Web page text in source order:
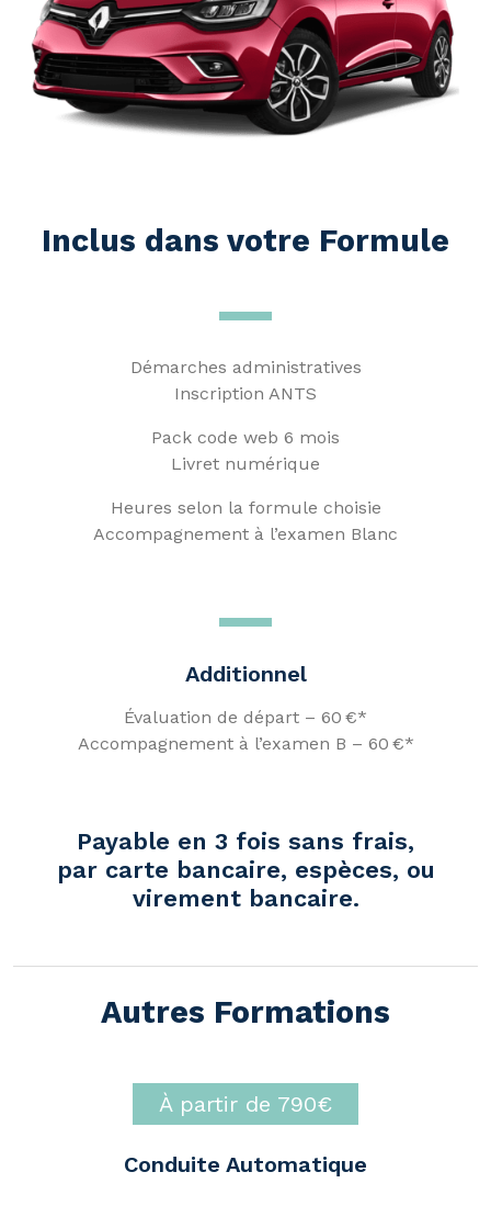
Inclus dans votre Formule
Démarches administratives
Inscription ANTS
Pack code web 6 mois
Livret numérique
Heures selon la formule choisie
Accompagnement à l’examen Blanc
Additionnel
Évaluation de départ – 60 €*
Accompagnement à l’examen B – 60 €*
Payable en 3 fois sans frais,
par carte bancaire, espèces, ou
virement bancaire.
Autres Formations
À partir de 790€
Conduite Automatique